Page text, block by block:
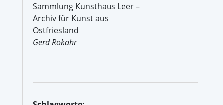
Sammlung Kunsthaus Leer –
Archiv für Kunst aus
Ostfriesland
Gerd Rokahr